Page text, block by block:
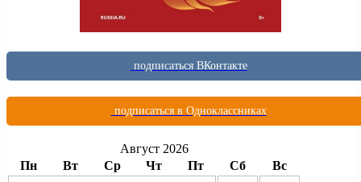
подписаться ВКонтакте
подписаться в Одноклассниках
Август 2026
Пн
Вт Ср Чт Пт Сб Вс